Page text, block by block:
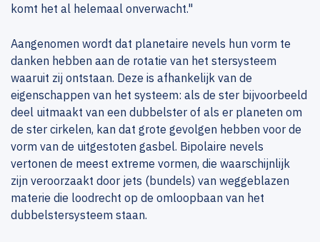
komt het al helemaal onverwacht."
Aangenomen wordt dat planetaire nevels hun vorm te
danken hebben aan de rotatie van het stersysteem
waaruit zij ontstaan. Deze is afhankelijk van de
eigenschappen van het systeem: als de ster bijvoorbeeld
deel uitmaakt van een dubbelster of als er planeten om
de ster cirkelen, kan dat grote gevolgen hebben voor de
vorm van de uitgestoten gasbel. Bipolaire nevels
vertonen de meest extreme vormen, die waarschijnlijk
zijn veroorzaakt door jets (bundels) van weggeblazen
materie die loodrecht op de omloopbaan van het
dubbelstersysteem staan.